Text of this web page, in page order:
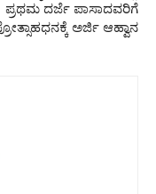
ಪ್ರಥಮ ದರ್ಜೆ ಪಾಸಾದವರಿಗೆ
ಅರ್ಜಿ ಆಹ್ವಾನ